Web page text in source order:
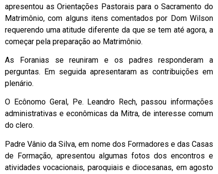
apresentou as Orientações Pastorais para o Sacramento do
Matrimônio, com alguns itens comentados por Dom Wilson
requerendo uma atitude diferente da que se tem até agora, a
começar pela preparação ao Matrimônio.
As Foranias se reuniram e os padres responderam a
perguntas. Em seguida apresentaram as contribuições em
plenário.
O Ecônomo Geral, Pe. Leandro Rech, passou informações
administrativas e econômicas da Mitra, de interesse comum
do clero.
Padre Vânio da Silva, em nome dos Formadores e das Casas
de Formação, apresentou algumas fotos dos encontros e
atividades vocacionais, paroquiais e diocesanas, em agosto